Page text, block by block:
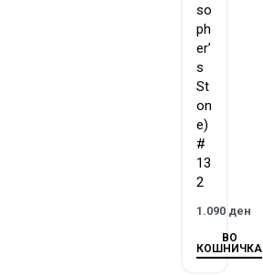
so
ph
er’
s
St
on
e)
#
13
2
1.090 ден
ВО
КОШНИЧКА